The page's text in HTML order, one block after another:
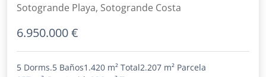
Sotogrande Playa, Sotogrande Costa
6.950.000 €
5 Dorms.5 Baños1.420 m² Total2.207 m² Parcela